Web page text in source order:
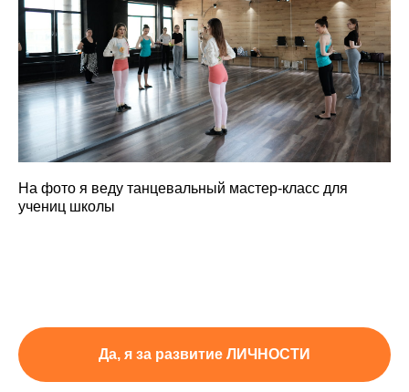
На фото я веду танцевальный мастер-класс для
учениц школы
Да, я за развитие ЛИЧНОСТИ